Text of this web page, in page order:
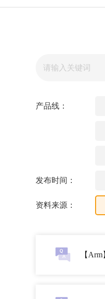
产品线：
发布时间：
资料来源：
【